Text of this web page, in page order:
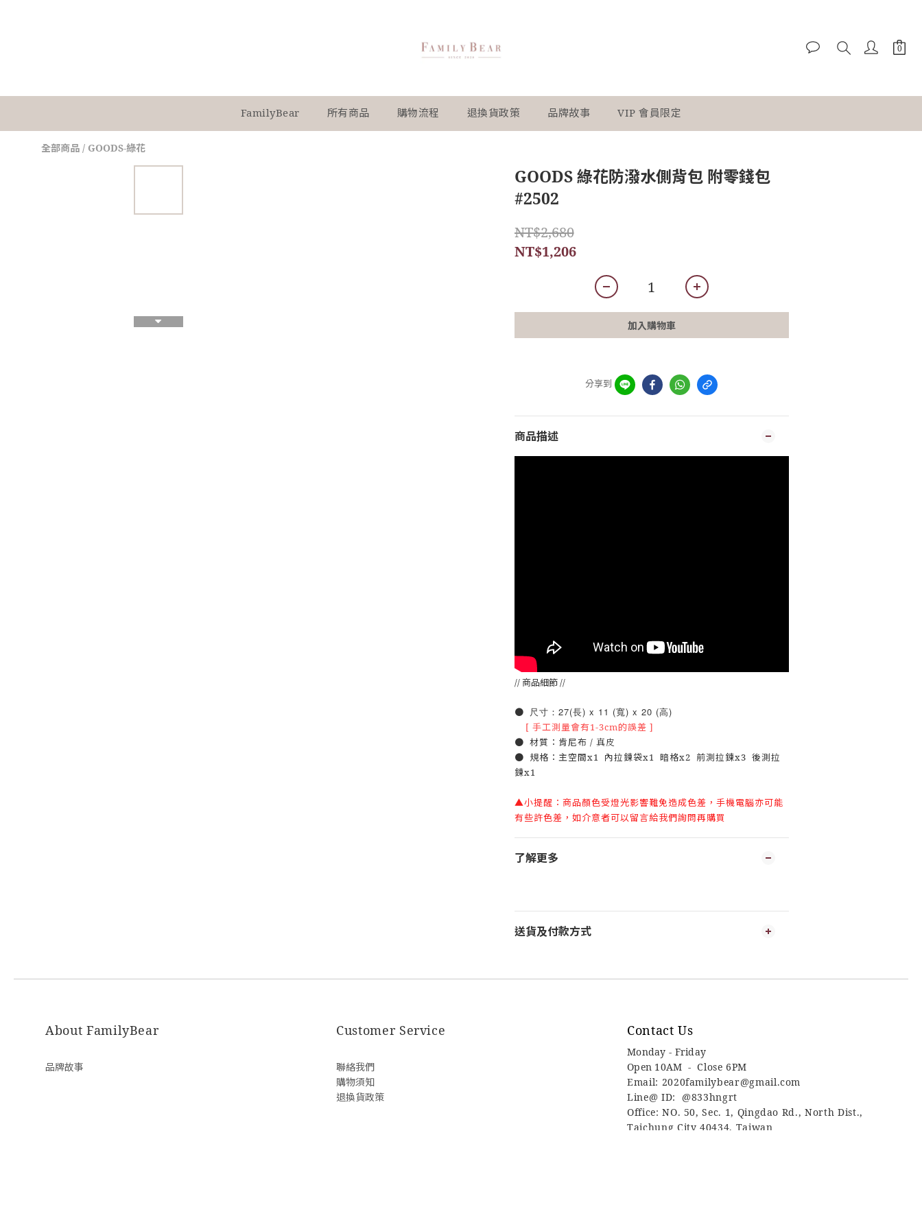
FamilyBear 所有商品 購物流程 退換貨政策 品牌故事 VIP 會員限定
全部商品 / GOODS-綠花
GOODS 綠花防潑水側背包 附零錢包
#2502
NT$2,680
NT$1,206
加入購物車
分享到
商品描述
// 商品細節 //
● 尺寸：27(長) x 11 (寬) x 20 (高)
[ 手工測量會有1-3cm的誤差 ]
● 材質： 肯尼布 / 真皮
● 規格：主空間x1 內拉鍊袋x1 暗格x2 前測拉鍊x3 後測拉
鍊x1
▲小提醒：商品顏色受燈光影響難免造成色差，手機電腦亦可能
有些許色差，如介意者可以留言給我們詢問再購買
了解更多
送貨及付款方式
About FamilyBear
品牌故事
Customer Service
聯絡我們
購物須知
退換貨政策
Contact Us
Monday - Friday
Open 10AM - Close 6PM
Email: 2020familybear@gmail.com
Line@ ID: @833hngrt
Office: NO. 50, Sec. 1, Qingdao Rd., North Dist.,
Taichung City 40434, Taiwan